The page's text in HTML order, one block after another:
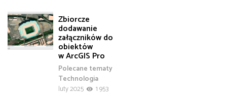
Zbiorcze
dodawanie
załączników do
obiektów
w ArcGIS Pro
Polecane tematy
Technologia
luty 2025
1 953